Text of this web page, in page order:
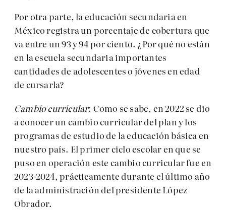
Por otra parte, la educación secundaria en
México registra un porcentaje de cobertura que
va entre un 93 y 94 por ciento. ¿Por qué no están
en la escuela secundaria importantes
cantidades de adolescentes o jóvenes en edad
de cursarla?
Cambio curricular: Como se sabe, en 2022 se dio
a conocer un cambio curricular del plan y los
programas de estudio de la educación básica en
nuestro país. El primer ciclo escolar en que se
puso en operación este cambio curricular fue en
2023-2024, prácticamente durante el último año
de la administración del presidente López
Obrador.